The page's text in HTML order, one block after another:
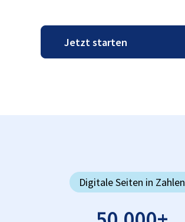
Digitale Seiten in Zahlen